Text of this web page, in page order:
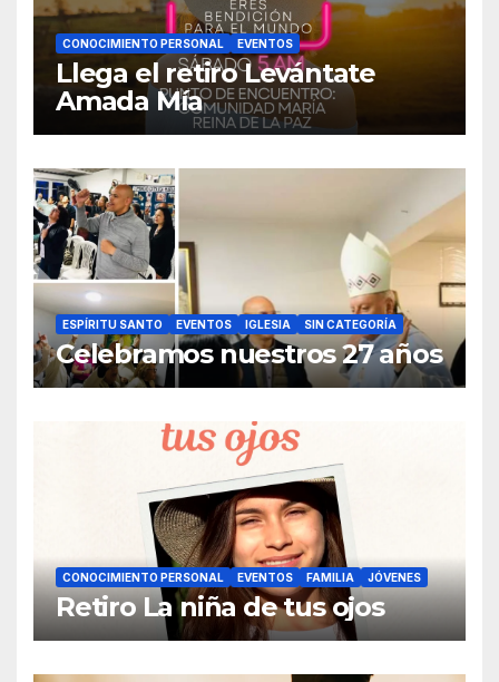
CONOCIMIENTO PERSONAL EVENTOS
Llega el retiro Levántate
Amada Mía
ESPÍRITU SANTO EVENTOS IGLESIA SIN CATEGORÍA
Celebramos nuestros 27 años
CONOCIMIENTO PERSONAL EVENTOS FAMILIA JÓVENES
Retiro La niña de tus ojos